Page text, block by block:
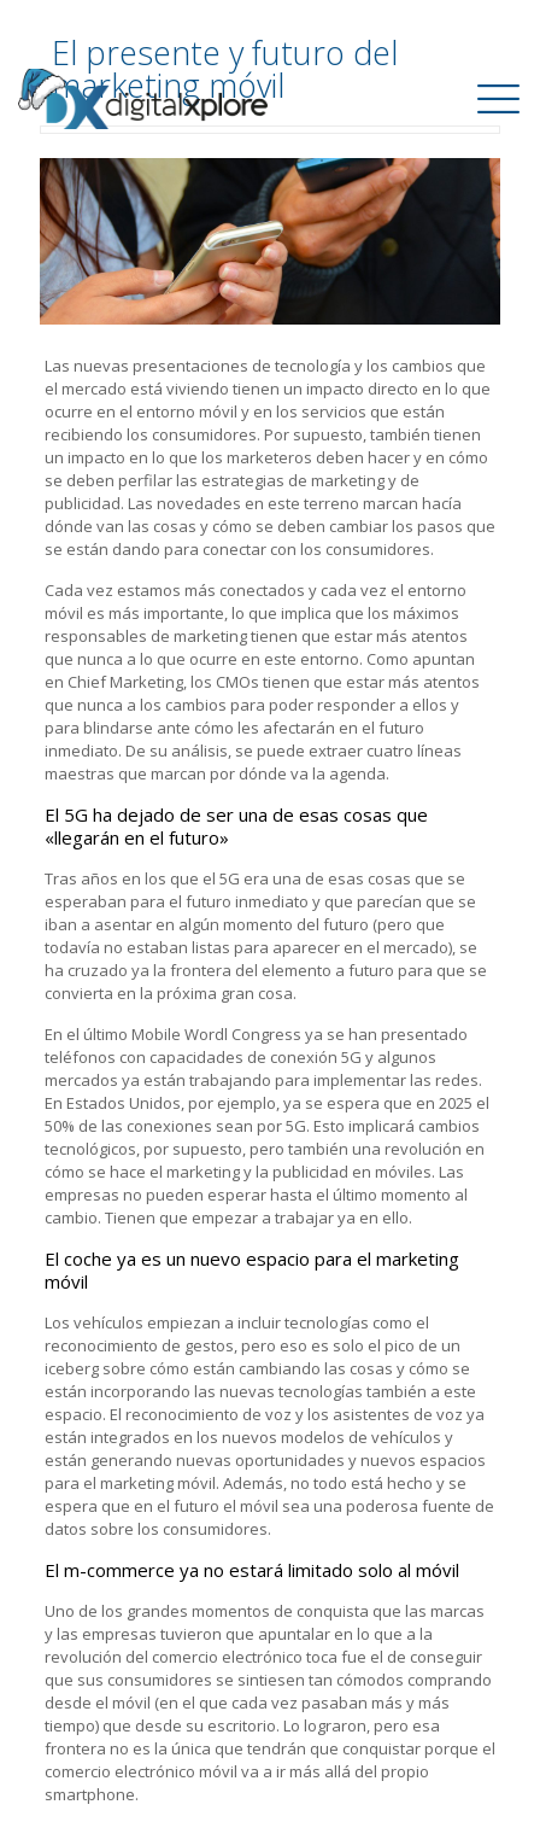
El presente y futuro del
marketing móvil
Las nuevas presentaciones de tecnología y los cambios que
el mercado está viviendo tienen un impacto directo en lo que
ocurre en el entorno móvil y en los servicios que están
recibiendo los consumidores. Por supuesto, también tienen
un impacto en lo que los marketeros deben hacer y en cómo
se deben perfilar las estrategias de marketing y de
publicidad. Las novedades en este terreno marcan hacía
dónde van las cosas y cómo se deben cambiar los pasos que
se están dando para conectar con los consumidores.
Cada vez estamos más conectados y cada vez el entorno
móvil es más importante, lo que implica que los máximos
responsables de marketing tienen que estar más atentos
que nunca a lo que ocurre en este entorno. Como apuntan
en Chief Marketing, los CMOs tienen que estar más atentos
que nunca a los cambios para poder responder a ellos y
para blindarse ante cómo les afectarán en el futuro
inmediato. De su análisis, se puede extraer cuatro líneas
maestras que marcan por dónde va la agenda.
El 5G ha dejado de ser una de esas cosas que
«llegarán en el futuro»
Tras años en los que el 5G era una de esas cosas que se
esperaban para el futuro inmediato y que parecían que se
iban a asentar en algún momento del futuro (pero que
todavía no estaban listas para aparecer en el mercado), se
ha cruzado ya la frontera del elemento a futuro para que se
convierta en la próxima gran cosa.
En el último Mobile Wordl Congress ya se han presentado
teléfonos con capacidades de conexión 5G y algunos
mercados ya están trabajando para implementar las redes.
En Estados Unidos, por ejemplo, ya se espera que en 2025 el
50% de las conexiones sean por 5G. Esto implicará cambios
tecnológicos, por supuesto, pero también una revolución en
cómo se hace el marketing y la publicidad en móviles. Las
empresas no pueden esperar hasta el último momento al
cambio. Tienen que empezar a trabajar ya en ello.
El coche ya es un nuevo espacio para el marketing
móvil
Los vehículos empiezan a incluir tecnologías como el
reconocimiento de gestos, pero eso es solo el pico de un
iceberg sobre cómo están cambiando las cosas y cómo se
están incorporando las nuevas tecnologías también a este
espacio. El reconocimiento de voz y los asistentes de voz ya
están integrados en los nuevos modelos de vehículos y
están generando nuevas oportunidades y nuevos espacios
para el marketing móvil. Además, no todo está hecho y se
espera que en el futuro el móvil sea una poderosa fuente de
datos sobre los consumidores.
El m-commerce ya no estará limitado solo al móvil
Uno de los grandes momentos de conquista que las marcas
y las empresas tuvieron que apuntalar en lo que a la
revolución del comercio electrónico toca fue el de conseguir
que sus consumidores se sintiesen tan cómodos comprando
desde el móvil (en el que cada vez pasaban más y más
tiempo) que desde su escritorio. Lo lograron, pero esa
frontera no es la única que tendrán que conquistar porque el
comercio electrónico móvil va a ir más allá del propio
smartphone.